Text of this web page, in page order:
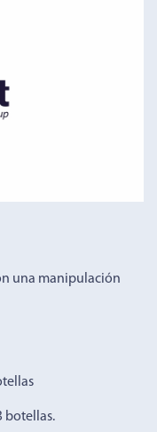
una manipulación
para:
botellas.